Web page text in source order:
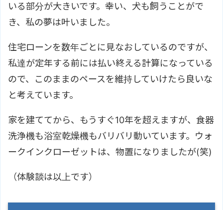
いる部分が大きいです。幸い、犬も飼うことがで
き、私の夢は叶いました。
住宅ローンを数年ごとに見なおしているのですが、
私達が定年する前には払い終える計算になっている
ので、このままのペースを維持していけたら良いな
と考えています。
家を建ててから、もうすぐ10年を超えますが、食器
洗浄機も浴室乾燥機もバリバリ動いています。ウォ
ークインクローゼットは、物置になりましたが(笑)
（体験談は以上です）